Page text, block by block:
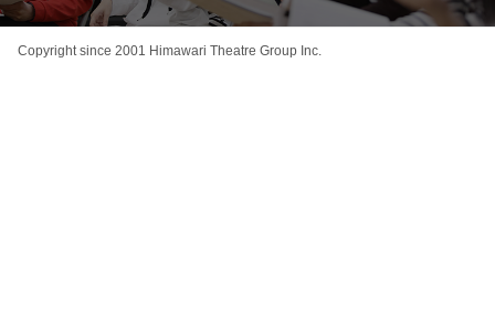
Copyright since 2001 Himawari Theatre Group Inc.